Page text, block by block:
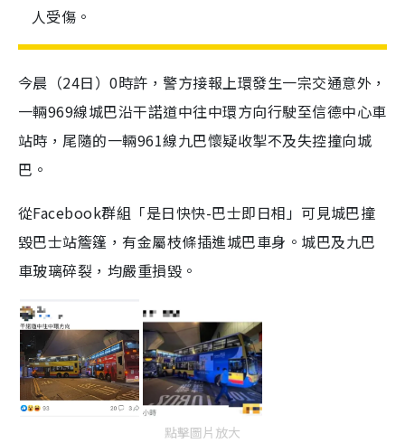
人受傷。
今晨（24日）0時許，警方接報上環發生一宗交通意外，
一輛969線城巴沿干諾道中往中環方向行駛至信德中心車
站時，尾隨的一輛961線九巴懷疑收掣不及失控撞向城
巴。
從Facebook群組「是日快快-巴士即日相」可見城巴撞
毀巴士站簷篷，有金屬枝條插進城巴車身。城巴及九巴
車玻璃碎裂，均嚴重損毀。
點擊圖片放大